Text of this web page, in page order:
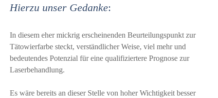
Hierzu unser Gedanke:
In diesem eher mickrig erscheinenden Beurteilungspunkt zur
Tätowierfarbe steckt, verständlicher Weise, viel mehr und
bedeutendes Potenzial für eine qualifiziertere Prognose zur
Laserbehandlung.
Es wäre bereits an dieser Stelle von hoher Wichtigkeit besser